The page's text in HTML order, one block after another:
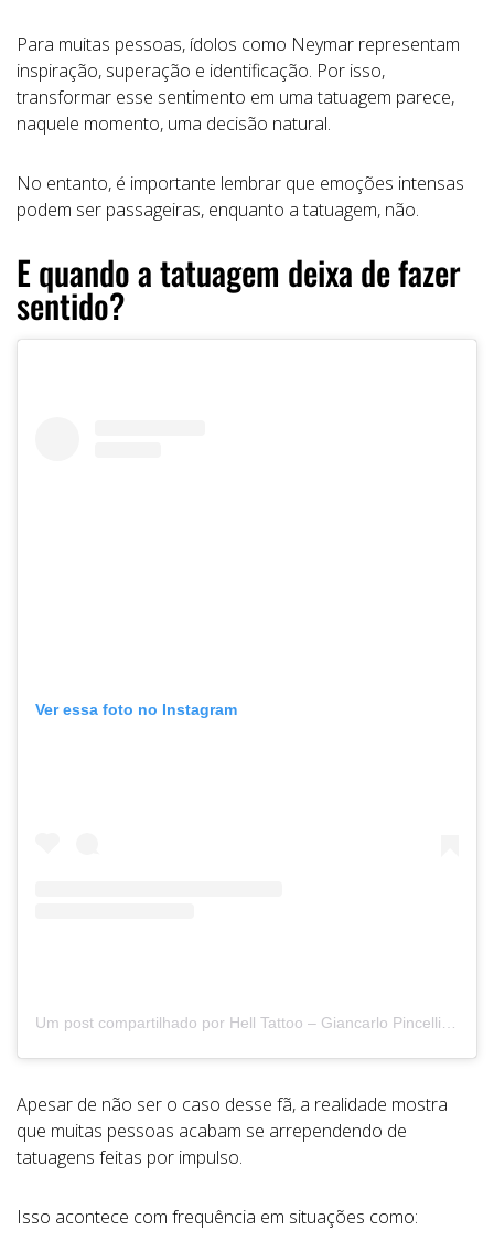
Para muitas pessoas, ídolos como Neymar representam
inspiração, superação e identificação. Por isso,
transformar esse sentimento em uma tatuagem parece,
naquele momento, uma decisão natural.
No entanto, é importante lembrar que emoções intensas
podem ser passageiras, enquanto a tatuagem, não.
E quando a tatuagem deixa de fazer
sentido?
Ver essa foto no Instagram
Um post compartilhado por Hell Tattoo – Giancarlo Pincelli – Tattoo Removal (@helltatto)
Apesar de não ser o caso desse fã, a realidade mostra
que muitas pessoas acabam se arrependendo de
tatuagens feitas por impulso.
Isso acontece com frequência em situações como: